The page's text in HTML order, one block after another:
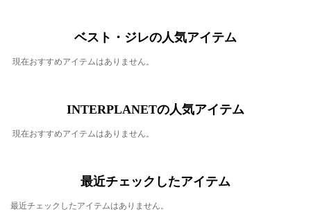
ベスト・ジレの人気アイテム
現在おすすめアイテムはありません。
INTERPLANETの人気アイテム
現在おすすめアイテムはありません。
最近チェックしたアイテム
最近チェックしたアイテムはありません。